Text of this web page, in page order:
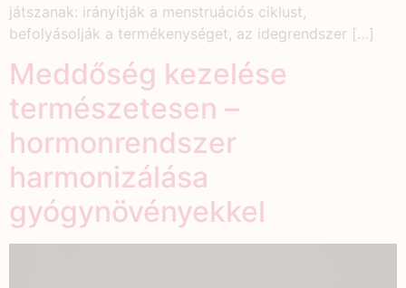
játszanak: irányítják a menstruációs ciklust,
befolyásolják a termékenységet, az idegrendszer […]
Meddőség kezelése
természetesen –
hormonrendszer
harmonizálása
gyógynövényekkel